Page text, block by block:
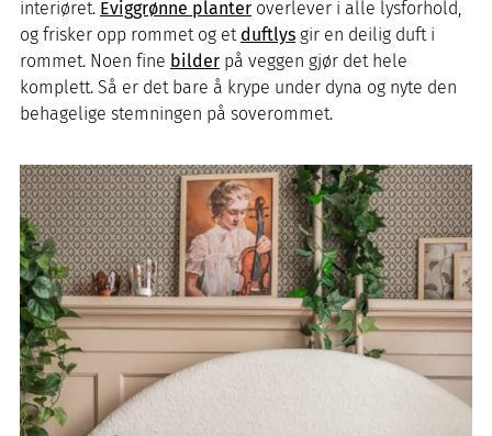
interiøret. Eviggrønne planter overlever i alle lysforhold,
og frisker opp rommet og et duftlys gir en deilig duft i
rommet. Noen fine bilder på veggen gjør det hele
komplett. Så er det bare å krype under dyna og nyte den
behagelige stemningen på soverommet.